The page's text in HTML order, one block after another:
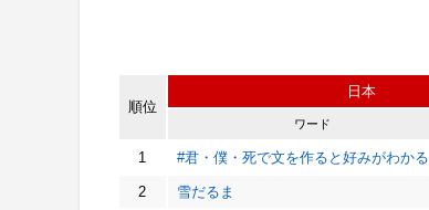
順位
日本
ワード
1 #君・僕・死で文を作ると好みがわかる
2 雪だるま